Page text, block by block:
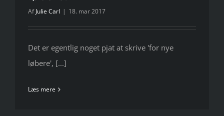
AfJulie Carl | 18. mar 2017
Det er egentlig noget pjat at skrive 'for nye
løbere', [...]
Læs mere